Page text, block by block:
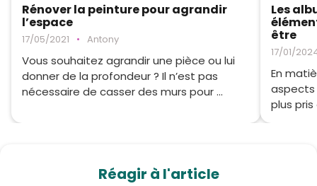
Rénover la peinture pour agrandir
l’espace
17/05/2021 • Antony
Vous souhaitez agrandir une pièce ou lui
donner de la profondeur ? Il n’est pas
nécessaire de casser des murs pour ...
Les
être
17/01/
En
aspects
plus
Réagir à l'article